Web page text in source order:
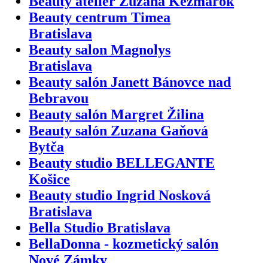
Beauty centrum Timea
Bratislava
Beauty salon Magnolys
Bratislava
Beauty salón Janett Bánovce nad
Bebravou
Beauty salón Margret Žilina
Beauty salón Zuzana Gaňová
Bytča
Beauty studio BELLEGANTE
Košice
Beauty studio Ingrid Nosková
Bratislava
Bella Studio Bratislava
BellaDonna - kozmetický salón